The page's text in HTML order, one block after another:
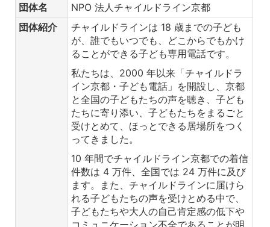
団体名
NPO 法人チャイルドライン京都
団体紹介
チャイルドラインは 18 歳までの子ども
が、誰でもいつでも、どこからでもかけ
ることができる子ども専用電話です。
私たちは、2000 年以来「チャイルドラ
イン京都・子ども電話」を開設し、京都
と全国の子どもたちの声を聴き、子ども
たちに寄り添い、子どもたちをまるごと
受けとめて、ほっとできる居場所をつく
ってきました。
10 年間でチャイルドライン京都での着信
件数は 4 万件、全国では 24 万件に及び
ます。また、チャイルドラインに届けら
れる子どもたちの声を受けとめる中で、
子どもたちや大人の自己肯定感の低下や
コミュニケーション不全であることが明